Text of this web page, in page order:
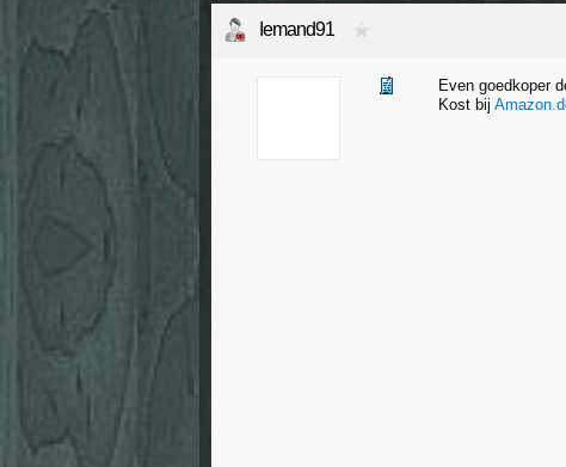
Iemand91
Even goedkoper
Kost bij